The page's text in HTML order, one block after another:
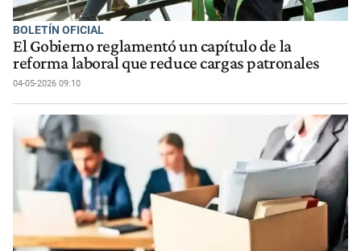
BOLETÍN OFICIAL
El Gobierno reglamentó un capítulo de la
reforma laboral que reduce cargas patronales
04-05-2026 09:10